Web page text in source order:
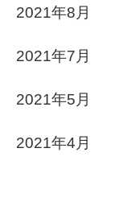
2021年8月
2021年7月
2021年5月
2021年4月